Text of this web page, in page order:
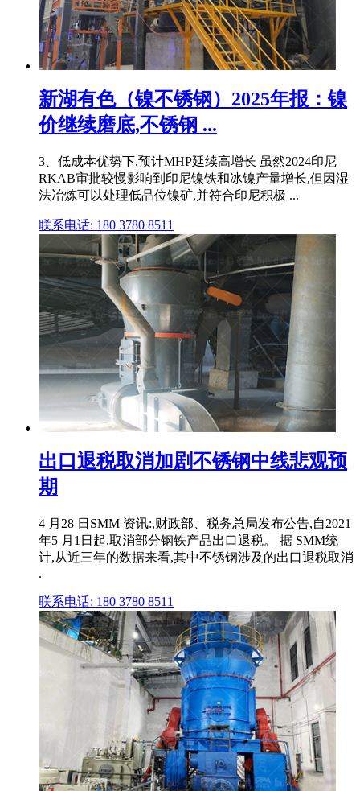
新湖有色（镍不锈钢）2025年报：镍
价继续磨底,不锈钢 ...
3、低成本优势下,预计MHP延续高增长 虽然2024印尼
RKAB审批较慢影响到印尼镍铁和冰镍产量增长,但因湿
法冶炼可以处理低品位镍矿,并符合印尼积极 ...
联系电话: 180 3780 8511
出口退税取消加剧不锈钢中线悲观预
期
4 月28 日SMM 资讯:,财政部、税务总局发布公告,自2021
年5 月1日起,取消部分钢铁产品出口退税。 据 SMM统
计,从近三年的数据来看,其中不锈钢涉及的出口退税取消
.
联系电话: 180 3780 8511